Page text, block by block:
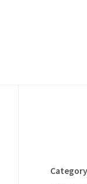
Category